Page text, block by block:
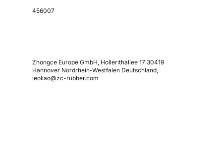
456007
Zhongce Europe GmbH, Hollerithallee 17 30419
Hannover Nordrhein-Westfalen Deutschland,
leoliao@zc-rubber.com